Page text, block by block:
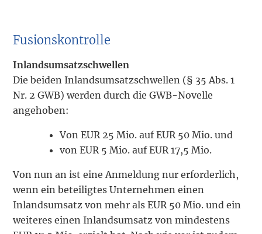
Fusionskontrolle
Inlandsumsatzschwellen
Die beiden Inlandsumsatzschwellen (§ 35 Abs. 1
Nr. 2 GWB) werden durch die GWB-Novelle
angehoben:
Von EUR 25 Mio. auf EUR 50 Mio. und
von EUR 5 Mio. auf EUR 17,5 Mio.
Von nun an ist eine Anmeldung nur erforderlich,
wenn ein beteiligtes Unternehmen einen
Inlandsumsatz von mehr als EUR 50 Mio. und ein
weiteres einen Inlandsumsatz von mindestens